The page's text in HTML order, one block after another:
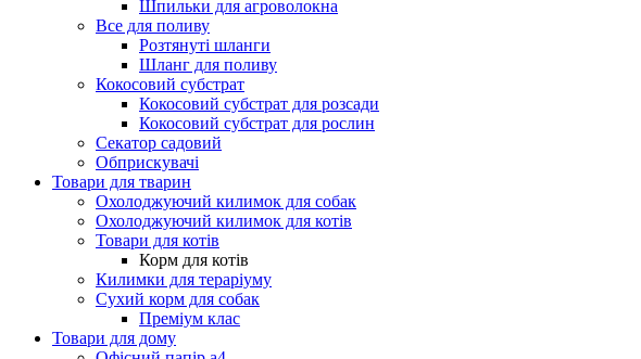
Шпильки для агроволокна
Все для поливу
Розтянуті шланги
Шланг для поливу
Кокосовий субстрат
Кокосовий субстрат для розсади
Кокосовий субстрат для рослин
Секатор садовий
Обприскувачі
Товари для тварин
Охолоджуючий килимок для собак
Охолоджуючий килимок для котів
Товари для котів
Корм для котів
Килимки для тераріуму
Сухий корм для собак
Преміум клас
Товари для дому